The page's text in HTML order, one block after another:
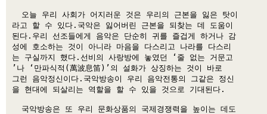
  오늘 우리 사회가 어지러운 것은 우리의 근본을 잃은 탓이
라고 할 수 있다.국악은 잃어버린 근본을 되찾는 데 도움이
된다.우리 선조들에게 음악은 단순히 귀를 즐겁게 하거나 감
성에 호소하는 것이 아니라 마음을 다스리고 나라를 다스리
는 구실까지 했다.선비의 사랑방에 놓였던 ‘줄 없는 거문고
’나 ‘만파식적(萬波息笛)’의 설화가 상징하는 것이 바로
그런 음악정신이다.국악방송이 우리 음악전통의 그같은 정신
을 현대에 되살리는 역할을 할 수 있을 것으로 기대된다.
  국악방송은 또 우리 문화상품의 국제경쟁력을 높이는 데도